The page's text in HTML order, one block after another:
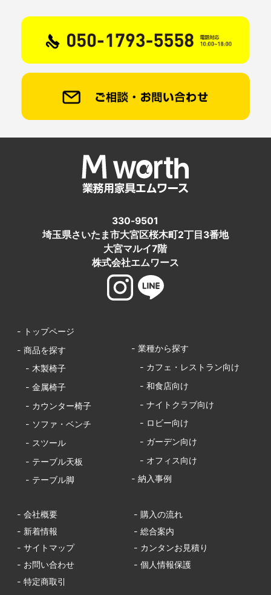
330-9501
埼玉県さいたま市大宮区桜木町2丁目3番地
大宮マルイ7階
株式会社エムワース
- トップページ
- 商品を探す
- 木製椅子
- 金属椅子
- カウンター椅子
- ソファ・ベンチ
- スツール
- テーブル天板
- テーブル脚
- 業種から探す
- カフェ・レストラン向け
- 和食店向け
- ナイトクラブ向け
- ロビー向け
- ガーデン向け
- オフィス向け
- 納入事例
- 会社概要
- 購入の流れ
- 新着情報
- 総合案内
- サイトマップ
- カンタンお見積り
- お問い合わせ
- 個人情報保護
- 特定商取引